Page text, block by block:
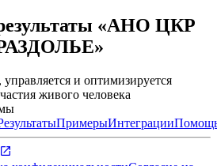
«АНО ЦКР
и оптимизируется
живого человека
ПримерыИнтеграции